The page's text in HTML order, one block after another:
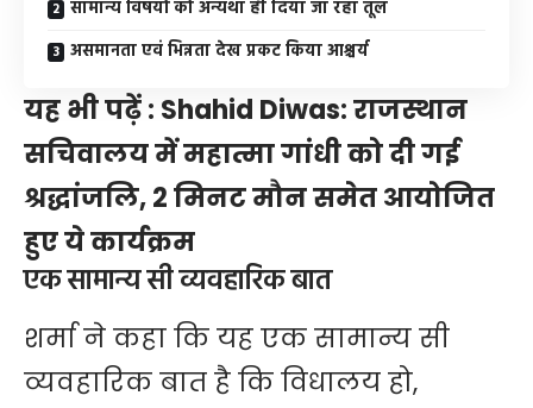
सामान्य विषयों को अन्यथा ही दिया जा रहा तूल
असमानता एवं भिन्नता देख प्रकट किया आश्चर्य
यह भी पढ़ें : Shahid Diwas: राजस्थान
सचिवालय में महात्मा गांधी को दी गई
श्रद्धांजलि, 2 मिनट मौन समेत आयोजित
हुए ये कार्यक्रम
एक सामान्य सी व्यवहारिक बात
शर्मा ने कहा कि यह एक सामान्य सी
व्यवहारिक बात है कि विधालय हो,